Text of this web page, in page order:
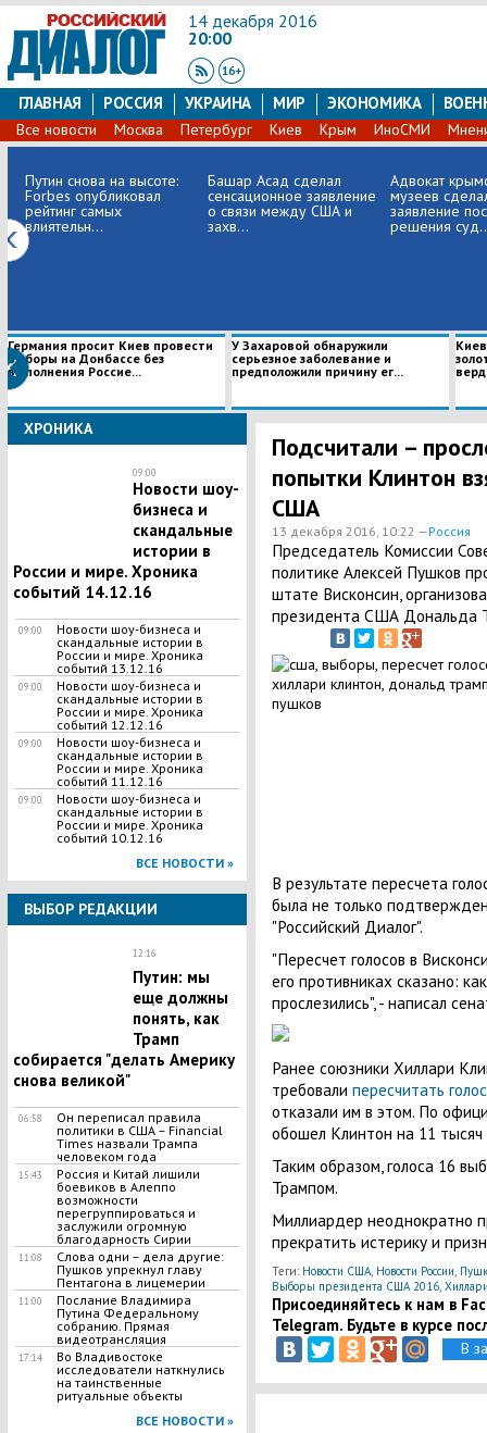
14 декабря 2016
20:00
ГЛАВНАЯ РОССИЯ УКРАИНА МИР ЭКОНОМИКА
Все новости Москва Петербург Киев Крым ИноСМИ
Путин снова на высоте:
Forbes опубликовал
рейтинг самых
влиятельн...
Башар Асад сделал
сенсационное заявление
о связи между США и
захв...
Адвокат
музеев
заявление
решения
Германия просит Киев провести
выборы на Донбассе без
выполнения Россие...
У Захаровой обнаружили
серьезное заболевание и
предположили причину ег...
ХРОНИКА
09:00
Новости шоу-
бизнеса и
скандальные
истории в
России и мире. Хроника
событий 14.12.16
09:00
Новости шоу-бизнеса и
скандальные истории в
России и мире. Хроника
событий 13.12.16
09:00
Новости шоу-бизнеса и
скандальные истории в
России и мире. Хроника
событий 12.12.16
09:00
Новости шоу-бизнеса и
скандальные истории в
России и мире. Хроника
событий 11.12.16
09:00
Новости шоу-бизнеса и
скандальные истории в
России и мире. Хроника
событий 10.12.16
ВСЕ НОВОСТИ »
ВЫБОР РЕДАКЦИИ
12:16
Путин: мы
еще должны
понять, как
Трамп
собирается "делать Америку
снова великой"
06:58
Он переписал правила
политики в США – Financial
Times назвали Трампа
человеком года
15:43
Россия и Китай лишили
боевиков в Алеппо
возможности
перегруппироваться и
заслужили огромную
благодарность Сирии
11:08
Слова одни – дела другие:
Пушков упрекнул главу
Пентагона в лицемерии
11:00
Послание Владимира
Путина Федеральному
собранию. Прямая
видеотрансляция
17:14
Во Владивостоке
исследователи наткнулись
на таинственные
ритуальные объекты
ВСЕ НОВОСТИ »
Подсчитали –
попытки Клинтон
США
13 декабря 2016, 10:22 —Россия
Председатель Комиссии
политике Алексей Пушков
штате Висконсин,
президента США Дональда
В результате пересчета
была не только
"Российский Диалог".
"Пересчет голосов в
его противниках сказано:
прослезились", - написал
Ранее союзники Хиллари
требовали пересчитать
отказали им в этом. По
обошел Клинтон на 11 тысяч
Таким образом, голоса 16
Трампом.
Миллиардер неоднократно
прекратить истерику и
Теги: Новости США, Новости России
Выборы президента США 2016,
Присоединяйтесь к нам в
Telegram. Будьте в курсе
В